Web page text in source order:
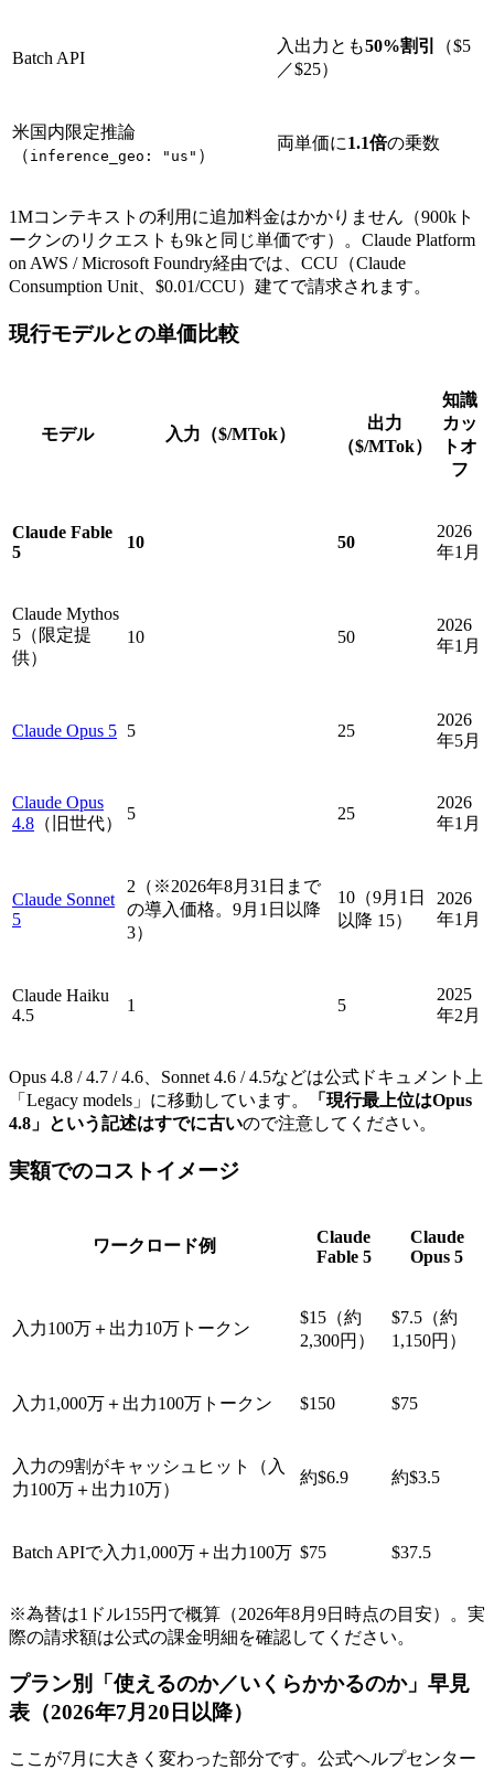
Batch API
入出力とも50%割引
（$5
／$25）
米国内限定推論
（ inference_geo: "us" ）
両単価に1.1倍の乗数
1Mコンテキストの利用に追加料金はかかりません（900kト
ークンのリクエストも9kと同じ単価です）。Claude Platform
on AWS / Microsoft Foundry経由では、CCU（Claude
Consumption Unit、$0.01/CCU）建てで請求されます。
現行モデルとの単価比較
モデル 入力（$/MTok）
出力
（$/MTok）
知識
カッ
トオ
フ
Claude Fable
5
10 50
2026
年1月
Claude Mythos
5（限定提
供）
10 50
2026
年1月
Claude Opus 5 5 25
2026
年5月
Claude Opus
4.8 （旧世代）
5 25
2026
年1月
Claude Sonnet
5
2（※2026年8月31日まで
の導入価格。9月1日以降
3）
10（9月1日
以降 15）
2026
年1月
Claude Haiku
4.5
1 5
2025
年2月
Opus 4.8 / 4.7 / 4.6、Sonnet 4.6 / 4.5などは公式ドキュメント上
「Legacy models」に移動しています。
「現行最上位はOpus
4.8」という記述はすでに古いので注意してください。
実額でのコストイメージ
ワークロード例
Claude
Fable 5
Claude
Opus 5
入力100万＋出力10万トークン
$15（約
2,300円）
$7.5（約
1,150円）
入力1,000万＋出力100万トークン $150 $75
入力の9割がキャッシュヒット（入
力100万＋出力10万）
約$6.9 約$3.5
Batch APIで入力1,000万＋出力100万 $75 $37.5
※為替は1ドル155円で概算（2026年8月9日時点の目安）。実
際の請求額は公式の課金明細を確認してください。
プラン別「使えるのか／いくらかかるのか」早見
表（2026年7月20日以降）
ここが7月に大きく変わった部分です。公式ヘルプセンター